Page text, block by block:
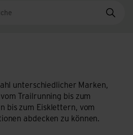
unterschiedlicher Marken,
Trailrunning bis zum
bis zum Eisklettern, vom
abdecken zu können.